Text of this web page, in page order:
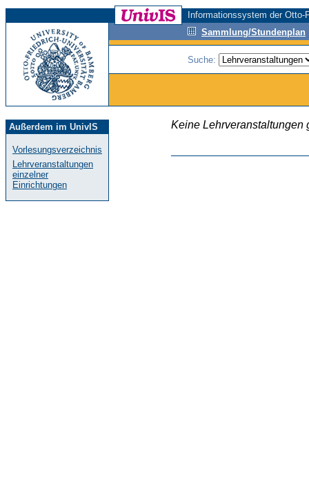
Informationssystem der
Sammlung/Stundenplan
Suche:
Außerdem im UnivIS
Vorlesungsverzeichnis
Lehrveranstaltungen
einzelner
Einrichtungen
Keine Lehrveranstaltungen